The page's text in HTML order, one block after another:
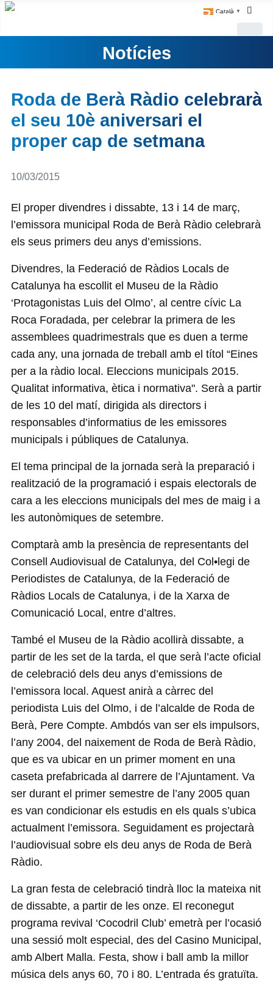
Català ▼
Notícies
Roda de Berà Ràdio celebrarà
el seu 10è aniversari el
proper cap de setmana
Detalls
10/03/2015
El proper divendres i dissabte, 13 i 14 de març,
l’emissora municipal Roda de Berà Ràdio celebrarà
els seus primers deu anys d’emissions.
Divendres, la Federació de Ràdios Locals de
Catalunya ha escollit el Museu de la Ràdio
‘Protagonistas Luis del Olmo’, al centre cívic La
Roca Foradada, per celebrar la primera de les
assemblees quadrimestrals que es duen a terme
cada any, una jornada de treball amb el títol “Eines
per a la ràdio local. Eleccions municipals 2015.
Qualitat informativa, ètica i normativa". Serà a partir
de les 10 del matí, dirigida als directors i
responsables d’informatius de les emissores
municipals i públiques de Catalunya.
El tema principal de la jornada serà la preparació i
realització de la programació i espais electorals de
cara a les eleccions municipals del mes de maig i a
les autonòmiques de setembre.
Comptarà amb la presència de representants del
Consell Audiovisual de Catalunya, del Col•legi de
Periodistes de Catalunya, de la Federació de
Ràdios Locals de Catalunya, i de la Xarxa de
Comunicació Local, entre d’altres.
També el Museu de la Ràdio acollirà dissabte, a
partir de les set de la tarda, el que serà l’acte oficial
de celebració dels deu anys d’emissions de
l’emissora local. Aquest anirà a càrrec del
periodista Luis del Olmo, i de l’alcalde de Roda de
Berà, Pere Compte. Ambdós van ser els impulsors,
l’any 2004, del naixement de Roda de Berà Ràdio,
que es va ubicar en un primer moment en una
caseta prefabricada al darrere de l’Ajuntament. Va
ser durant el primer semestre de l’any 2005 quan
es van condicionar els estudis en els quals s’ubica
actualment l’emissora. Seguidament es projectarà
l’audiovisual sobre els deu anys de Roda de Berà
Ràdio.
La gran festa de celebració tindrà lloc la mateixa nit
de dissabte, a partir de les onze. El reconegut
programa revival ‘Cocodril Club’ emetrà per l’ocasió
una sessió molt especial, des del Casino Municipal,
amb Albert Malla. Festa, show i ball amb la millor
música dels anys 60, 70 i 80. L’entrada és gratuïta.